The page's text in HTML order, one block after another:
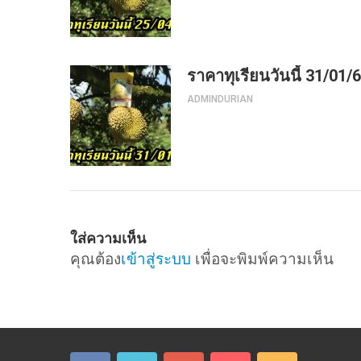
ราคาทุเรียนวันนี้ 31/01/
ADMINDURIAN
ใส่ความเห็น
คุณต้องเข้าสู่ระบบ เพื่อจะพิมพ์ความเห็น